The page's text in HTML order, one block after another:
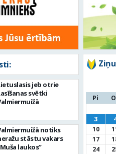
jeb otrie
svētki
notiks
stāstu vakars
laukos”
Pi
3
10
17
24